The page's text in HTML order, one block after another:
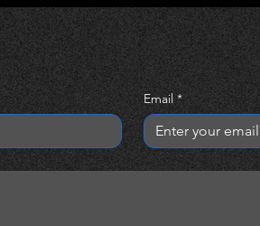
Email *